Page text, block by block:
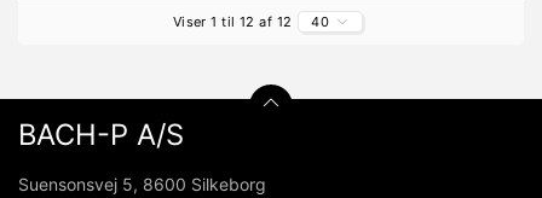
Viser 1 til 12 af 12 40
BACH-P A/S
Suensonsvej 5, 8600 Silkeborg